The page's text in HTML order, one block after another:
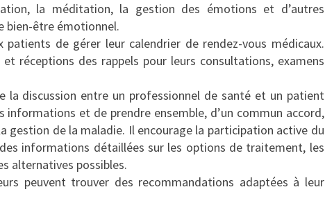
la méditation, la gestion des émotions et d’autres
bien-être émotionnel.
patients de gérer leur calendrier de rendez-vous médicaux.
réceptions des rappels pour leurs consultations, examens
la discussion entre un professionnel de santé et un patient
informations et de prendre ensemble, d’un commun accord,
gestion de la maladie. Il encourage la participation active du
informations détaillées sur les options de traitement, les
alternatives possibles.
peuvent trouver des recommandations adaptées à leur